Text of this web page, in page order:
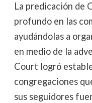
La predicación de
profundo en las
ayudándolas a
en medio de la
Court logró
congregaciones
sus seguidores